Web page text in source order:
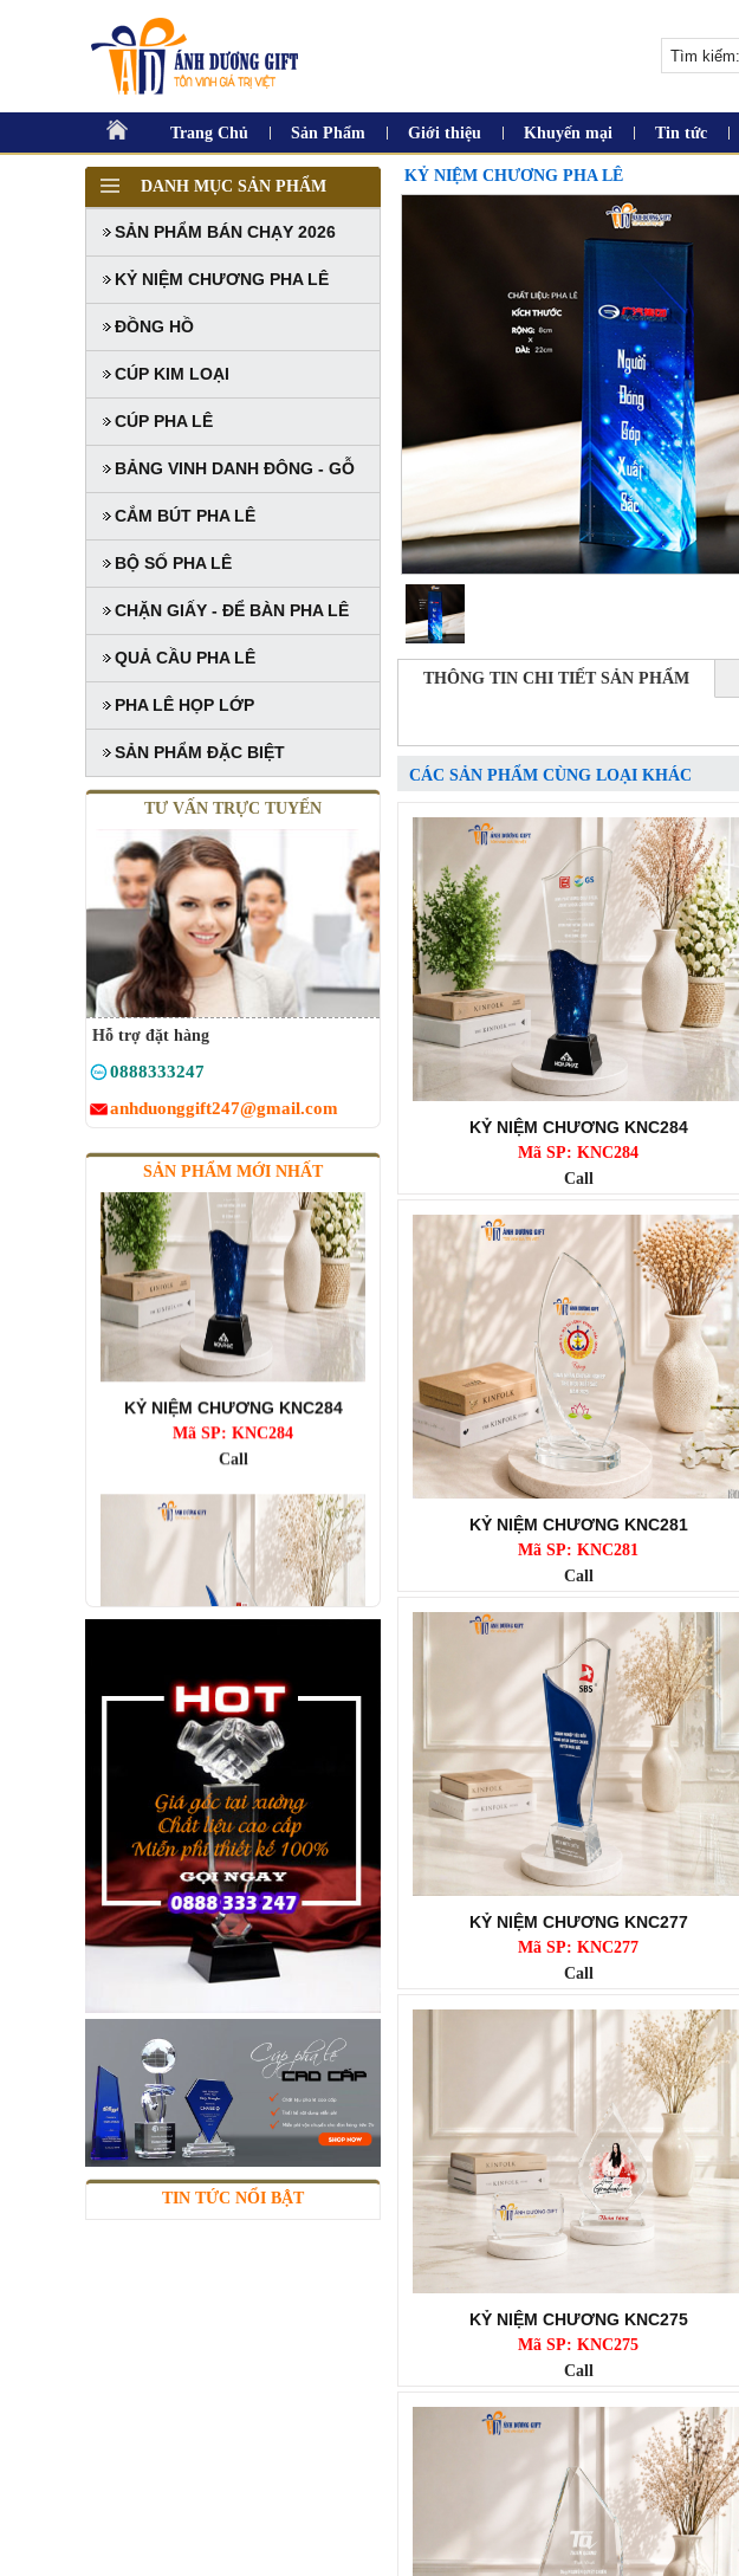
Trang Chủ Sản Phẩm Giới thiệu Khuyến mại Tin tức
DANH MỤC SẢN PHẨM
SẢN PHẨM BÁN CHẠY 2026
KỶ NIỆM CHƯƠNG PHA LÊ
ĐỒNG HỒ
CÚP KIM LOẠI
CÚP PHA LÊ
BẢNG VINH DANH ĐÔNG - GỖ
CẮM BÚT PHA LÊ
BỘ SỐ PHA LÊ
CHẶN GIẤY - ĐỂ BÀN PHA LÊ
QUẢ CẦU PHA LÊ
PHA LÊ HỌP LỚP
SẢN PHẨM ĐẶC BIỆT
TƯ VẤN TRỰC TUYẾN
Hỗ trợ đặt hàng
0888333247
anhduonggift247@gmail.com
SẢN PHẨM MỚI NHẤT
KỶ NIỆM CHƯƠNG KNC284
Mã SP: KNC284
Call
KỶ NIỆM CHƯƠNG KNC283
Mã SP: KNC283
Call
KỶ NIỆM CHƯƠNG KNC282
Mã SP: KNC282
Call
TIN TỨC NỔI BẬT
KỶ NIỆM CHƯƠNG PHA LÊ
THÔNG TIN CHI TIẾT SẢN PHẨM
CÁC SẢN PHẨM CÙNG LOẠI KHÁC
KỶ NIỆM CHƯƠNG KNC284
Mã SP: KNC284
Call
KỶ NIỆM CHƯƠNG KNC281
Mã SP: KNC281
Call
KỶ NIỆM CHƯƠNG KNC277
Mã SP: KNC277
Call
KỶ NIỆM CHƯƠNG KNC275
Mã SP: KNC275
Call